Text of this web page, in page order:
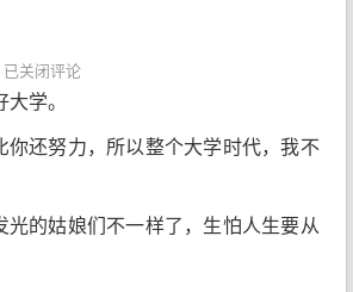
已关闭评论
学。
还努力，所以整个大学时代，我不
的姑娘们不一样了，生怕人生要从